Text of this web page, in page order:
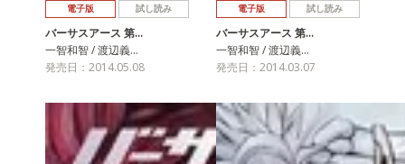
電子版 試し読み
バーサスアース 第…
一智和智 / 渡辺義…
発売日：2014.05.08
電子版 試し読み
バーサスアース 第…
一智和智 / 渡辺義…
発売日：2014.03.07